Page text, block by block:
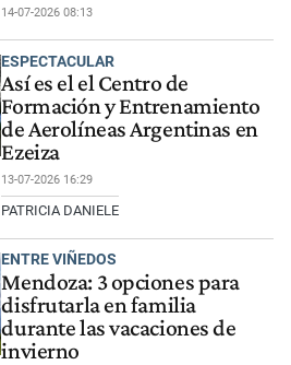
14-07-2026 08:13
ESPECTACULAR
Así es el el Centro de
Formación y Entrenamiento
de Aerolíneas Argentinas en
Ezeiza
13-07-2026 16:29
PATRICIA DANIELE
ENTRE VIÑEDOS
Mendoza: 3 opciones para
disfrutarla en familia
durante las vacaciones de
invierno